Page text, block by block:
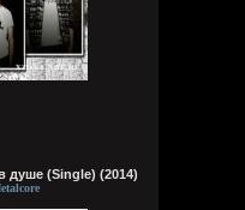
нихуя не
красивые
душе (Single) (2014)